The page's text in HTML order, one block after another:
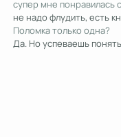
супер мне понравилась
не надо флудить, есть
Поломка только одна?
Да. Но успеваешь